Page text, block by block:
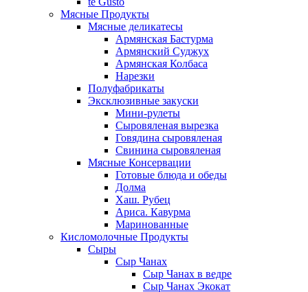
Мясные Продукты
Мясные деликатесы
Армянская Бастурма
Армянский Суджух
Армянская Колбаса
Нарезки
Полуфабрикаты
Эксклюзивные закуски
Мини-рулеты
Сыровяленая вырезка
Говядина сыровяленая
Свинина сыровяленая
Мясные Консервации
Готовые блюда и обеды
Долма
Хаш. Рубец
Ариса. Кавурма
Маринованные
Кисломолочные Продукты
Сыры
Сыр Чанах
Сыр Чанах в ведре
Сыр Чанах Экокат